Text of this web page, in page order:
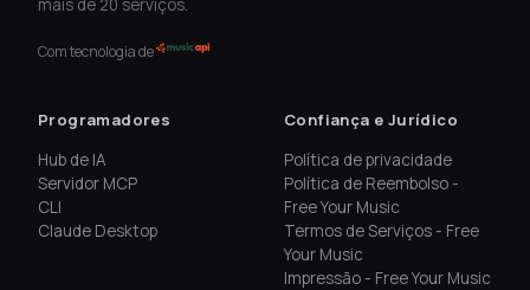
mais de 20 serviços.
Com tecnologia de
Programadores
Hub de IA
Servidor MCP
CLI
Claude Desktop
Confiança e Jurídico
Política de privacidade
Política de Reembolso -
Free Your Music
Termos de Serviços - Free
Your Music
Impressão - Free Your Music